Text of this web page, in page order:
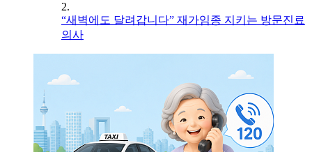
2.
“새벽에도 달려갑니다” 재가임종 지키는 방문진료
의사